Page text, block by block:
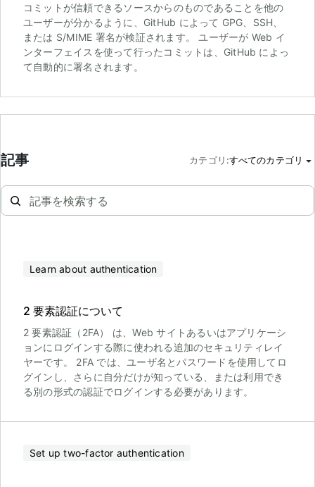
コミットが信頼できるソースからのものであることを他の
ユーザーが分かるように、GitHub によって GPG、SSH、
または S/MIME 署名が検証されます。 ユーザーが Web イ
ンターフェイスを使って行ったコミットは、GitHub によっ
て自動的に署名されます。
記事 カテゴリ :すべてのカテゴリ
Learn about authentication
2 要素認証について
2 要素認証（2FA） は、Web サイトあるいはアプリケーシ
ョンにログインする際に使われる追加のセキュリティレイ
ヤーです。 2FA では、ユーザ名とパスワードを使用してロ
グインし、さらに自分だけが知っている、または利用でき
る別の形式の認証でログインする必要があります。
Set up two-factor authentication